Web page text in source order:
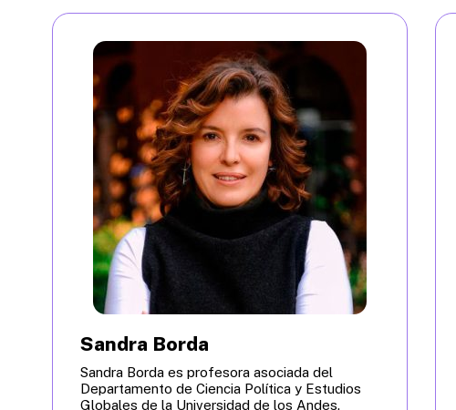
Sandra Borda
Sandra Borda es profesora asociada del
Departamento de Ciencia Política y Estudios
Globales de la Universidad de los Andes.